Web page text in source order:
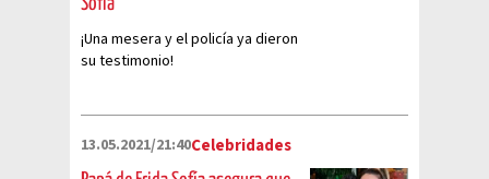
¡Una mesera y el policía ya dieron
su testimonio!
13.05.2021/21:40Celebridades